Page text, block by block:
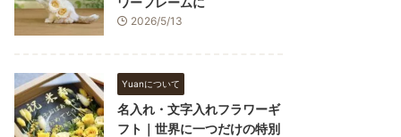
2026/5/13
Yuanについて
名入れ・文字入れフラワーギ
フト｜世界に一つだけの特別